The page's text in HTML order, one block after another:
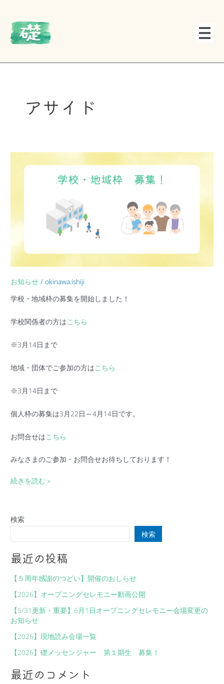
アサイド
お知らせ /okinawa.ishiji
学校・地域枠の募集を開始しました！
学校関係者の方はこちら
※3月14日まで
地域・団体でご参加の方はこちら
※3月14日まで
個人枠の募集は3月22日～4月14日です。
お問合せはこちら
みなさまのご参加・お問合せお待ちしております！
の
集
を
開
始
ま
た！
続きを読む »
検索
検索
最近の投稿
【５周年感謝のつどい】開催のおしらせ
【2026】オープニングセレモニー動画公開
【5/31更新・重要】6月1日オープニングセレモニー会場変更の
お知らせ
【2026】現地読み会場一覧
【2026】礎メッセンジャー 第１期生 募集！
最近のコメント